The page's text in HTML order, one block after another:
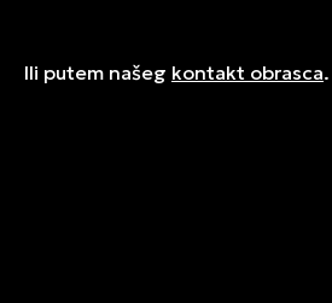
Ili putem našeg kontakt obrasca.